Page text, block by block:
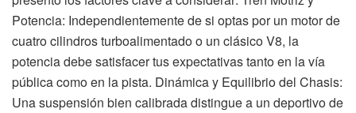
Potencia: Independientemente de si optas por un motor de
cuatro cilindros turboalimentado o un clásico V8, la
potencia debe satisfacer tus expectativas tanto en la vía
pública como en la pista. Dinámica y Equilibrio del Chasis:
Una suspensión bien calibrada distingue a un deportivo de